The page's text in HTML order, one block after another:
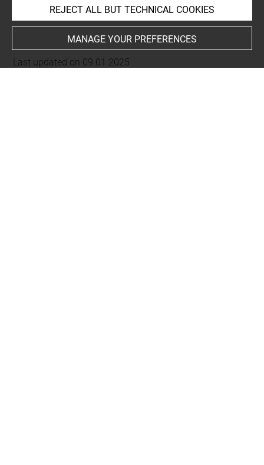
Last updated on 09.01.2025
REJECT ALL BUT TECHNICAL COOKIES
MANAGE YOUR PREFERENCES